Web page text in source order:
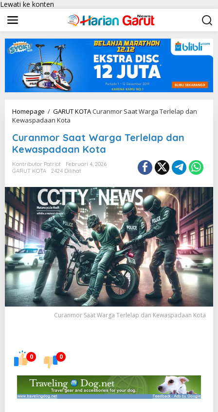
Lewati ke konten
Homepage / GARUT KOTACuranmor Saat Warga Terlelap dan
Kewaspadaan Kota
Curanmor Saat Warga Terlelap dan
Kewaspadaan Kota
Kontributor Patriot
Februari 4, 2026
GARUT KOTA
2424 Dilihat
Curanmor Saat Warga Terlelap dan Kewaspadaan Kota
0 0